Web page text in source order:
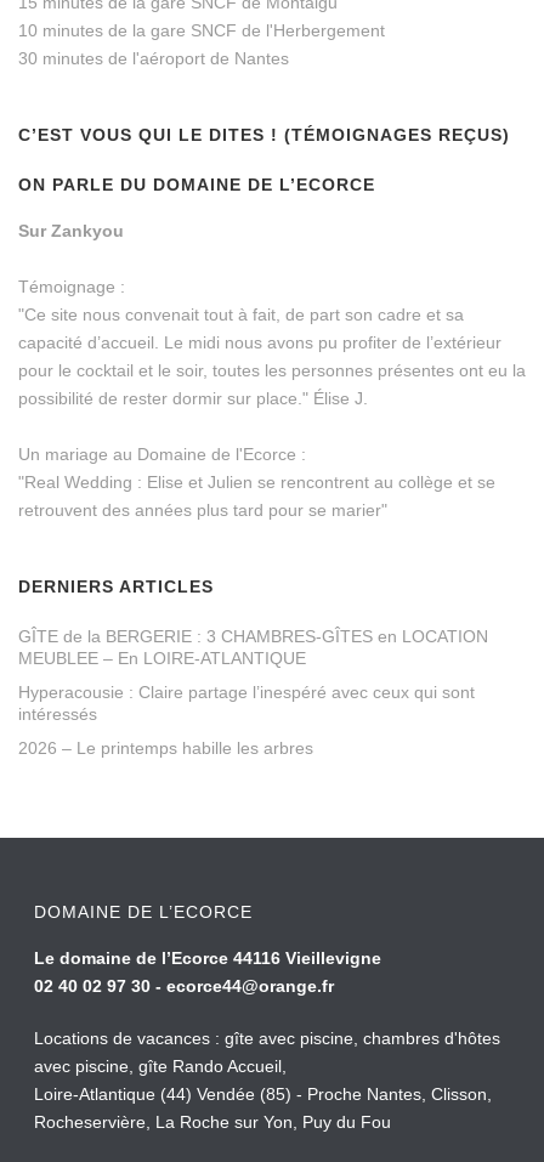
10 minutes de la gare SNCF de l'Herbergement
30 minutes de l'aéroport de Nantes
C’EST VOUS QUI LE DITES ! (TÉMOIGNAGES REÇUS)
ON PARLE DU DOMAINE DE L’ECORCE
Sur Zankyou
Témoignage :
"Ce site nous convenait tout à fait, de part son cadre et sa
capacité d’accueil. Le midi nous avons pu profiter de l’extérieur
pour le cocktail et le soir, toutes les personnes présentes ont eu la
possibilité de rester dormir sur place." Élise J.
Un mariage au Domaine de l'Ecorce :
"Real Wedding : Elise et Julien se rencontrent au collège et se
retrouvent des années plus tard pour se marier"
DERNIERS ARTICLES
GÎTE de la BERGERIE : 3 CHAMBRES-GÎTES en LOCATION
MEUBLEE – En LOIRE-ATLANTIQUE
Hyperacousie : Claire partage l’inespéré avec ceux qui sont
intéressés
2026 – Le printemps habille les arbres
DOMAINE DE L’ECORCE
Le domaine de l’Ecorce 44116 Vieillevigne
02 40 02 97 30 -ecorce44@orange.fr
Locations de vacances : gîte avec piscine, chambres d'hôtes
avec piscine, gîte Rando Accueil,
Loire-Atlantique (44) Vendée (85) - Proche Nantes, Clisson,
Rocheservière, La Roche sur Yon, Puy du Fou